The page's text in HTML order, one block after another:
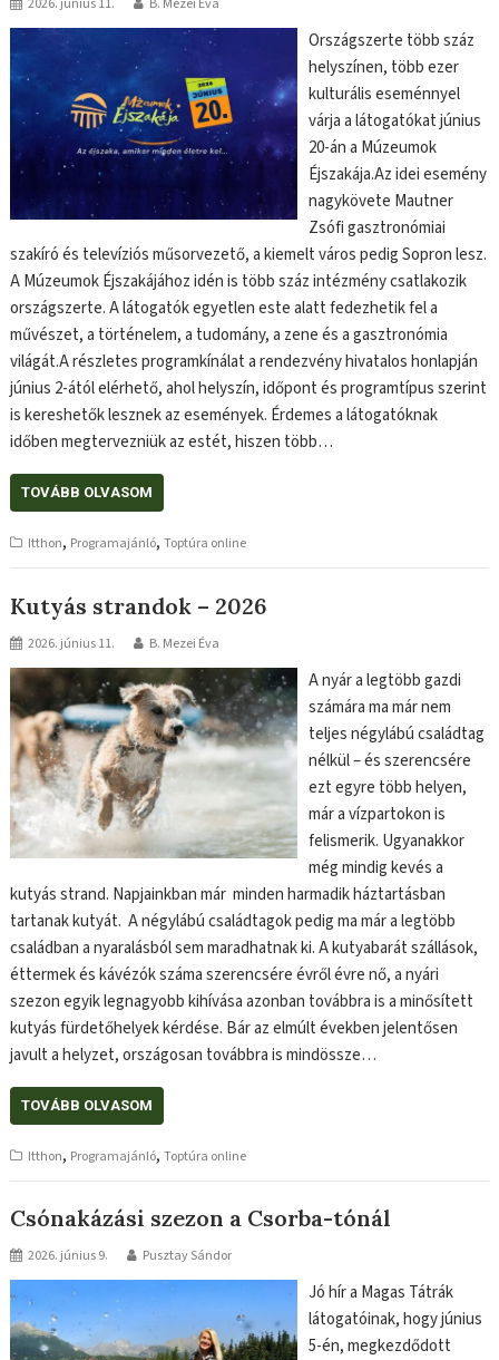
2026. június 11. B. Mezei Éva
Országszerte több száz
helyszínen, több ezer
kulturális eseménnyel
várja a látogatókat június
20-án a Múzeumok
Éjszakája.Az idei esemény
nagykövete Mautner
Zsófi gasztronómiai
szakíró és televíziós műsorvezető, a kiemelt város pedig Sopron lesz.
A Múzeumok Éjszakájához idén is több száz intézmény csatlakozik
országszerte. A látogatók egyetlen este alatt fedezhetik fel a
művészet, a történelem, a tudomány, a zene és a gasztronómia
világát.A részletes programkínálat a rendezvény hivatalos honlapján
június 2-ától elérhető, ahol helyszín, időpont és programtípus szerint
is kereshetők lesznek az események. Érdemes a látogatóknak
időben megtervezniük az estét, hiszen több…
TOVÁBB OLVASOM
Itthon, Programajánló,Toptúra online
Kutyás strandok – 2026
2026. június 11. B. Mezei Éva
A nyár a legtöbb gazdi
számára ma már nem
teljes négylábú családtag
nélkül – és szerencsére
ezt egyre több helyen,
már a vízpartokon is
felismerik. Ugyanakkor
még mindig kevés a
kutyás strand. Napjainkban már minden harmadik háztartásban
tartanak kutyát. A négylábú családtagok pedig ma már a legtöbb
családban a nyaralásból sem maradhatnak ki. A kutyabarát szállások,
éttermek és kávézók száma szerencsére évről évre nő, a nyári
szezon egyik legnagyobb kihívása azonban továbbra is a minősített
kutyás fürdetőhelyek kérdése. Bár az elmúlt években jelentősen
javult a helyzet, országosan továbbra is mindössze…
TOVÁBB OLVASOM
Itthon, Programajánló,Toptúra online
Csónakázási szezon a Csorba-tónál
2026. június 9. Pusztay Sándor
Jó hír a Magas Tátrák
látogatóinak, hogy június
5-én, megkezdődott